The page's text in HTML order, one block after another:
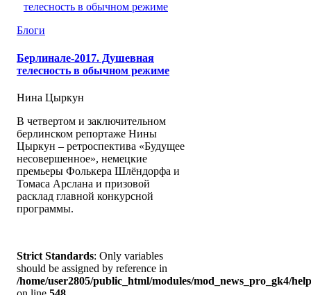
Блоги
Берлинале-2017. Душевная
телесность в обычном режиме
Нина Цыркун
В четвертом и заключительном
берлинском репортаже Нины
Цыркун – ретроспектива «Будущее
несовершенное», немецкие
премьеры Фолькера Шлёндорфа и
Томаса Арслана и призовой
расклад главной конкурсной
программы.
Strict Standards: Only variables
should be assigned by reference in
/home/user2805/public_html/modules/mod_news_pro_gk4/